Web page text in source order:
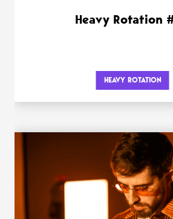
Heavy Rotation
HEAVY ROTATION